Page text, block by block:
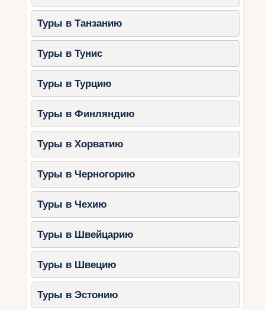
Туры в Танзанию
Туры в Тунис
Туры в Турцию
Туры в Финляндию
Туры в Хорватию
Туры в Черногорию
Туры в Чехию
Туры в Швейцарию
Туры в Швецию
Туры в Эстонию